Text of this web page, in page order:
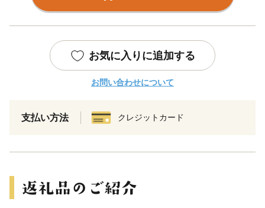
お気に入りに追加する
お問い合わせについて
支払い方法 クレジットカード